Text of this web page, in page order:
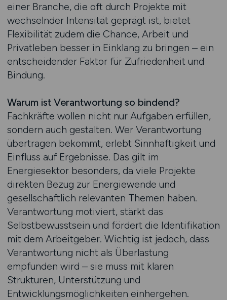
einer Branche, die oft durch Projekte mit
wechselnder Intensität geprägt ist, bietet
Flexibilität zudem die Chance, Arbeit und
Privatleben besser in Einklang zu bringen – ein
entscheidender Faktor für Zufriedenheit und
Bindung.
Warum ist Verantwortung so bindend?
Fachkräfte wollen nicht nur Aufgaben erfüllen,
sondern auch gestalten. Wer Verantwortung
übertragen bekommt, erlebt Sinnhaftigkeit und
Einfluss auf Ergebnisse. Das gilt im
Energiesektor besonders, da viele Projekte
direkten Bezug zur Energiewende und
gesellschaftlich relevanten Themen haben.
Verantwortung motiviert, stärkt das
Selbstbewusstsein und fördert die Identifikation
mit dem Arbeitgeber. Wichtig ist jedoch, dass
Verantwortung nicht als Überlastung
empfunden wird – sie muss mit klaren
Strukturen, Unterstützung und
Entwicklungsmöglichkeiten einhergehen.